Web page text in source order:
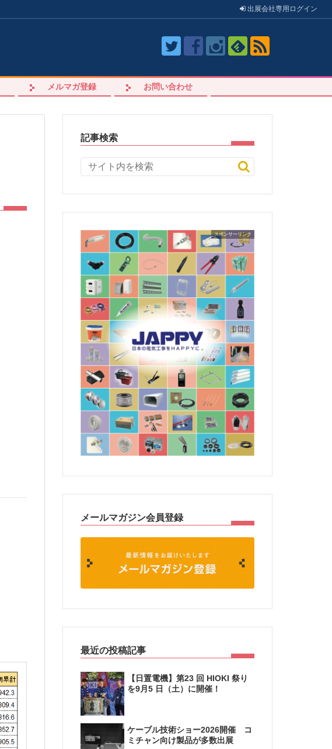
出展会社専用 ログイン
メルマガ登録 お問い合わせ
記事検索
メールマガジン会員登録
最近の投稿記事
【日置電機】第23 回 HIOKI 祭り
を9月5 日（土）に開催！
ケーブル技術ショー2026開催 コ
ミチャン向け製品が多数出展